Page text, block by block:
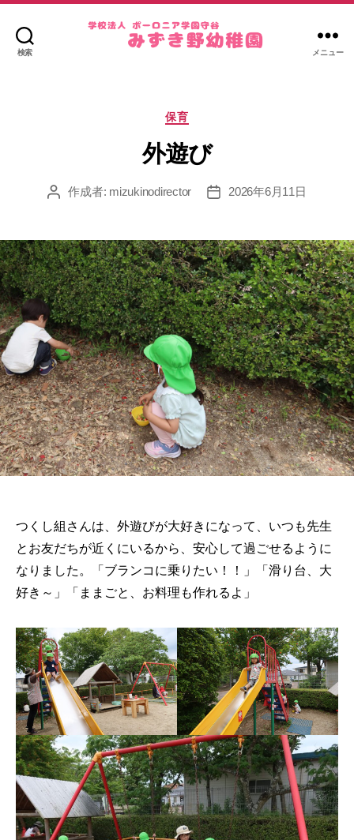
検索
野
稚
メニュー
カ
テ
ゴ
リ
保育
外遊び
投
作成者: mizukinodirector
投
2026年6月11日
つくし組さんは、外遊びが大好きになって、いつも先生
とお友だちが近くにいるから、安心して過ごせるように
なりました。「ブランコに乗りたい！！」「滑り台、大
好き～」「ままごと、お料理も作れるよ」